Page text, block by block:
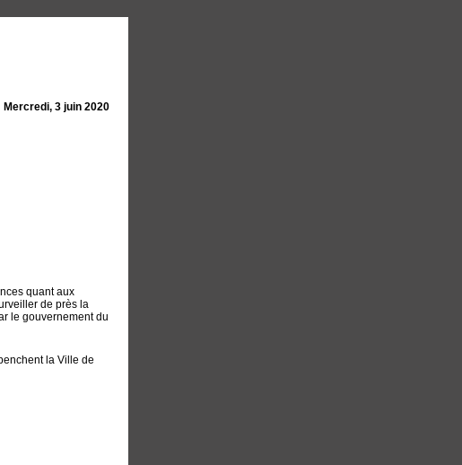
Mercredi, 3 juin 2020
quant aux
de près la
le gouvernement du
la Ville de